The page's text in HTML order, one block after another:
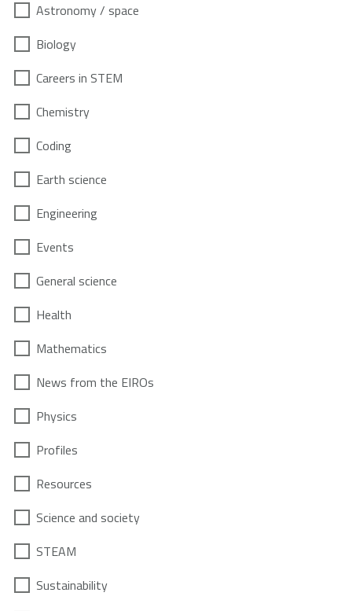
Astronomy / space
Biology
Careers in STEM
Chemistry
Coding
Earth science
Engineering
Events
General science
Health
Mathematics
News from the EIROs
Physics
Profiles
Resources
Science and society
STEAM
Sustainability